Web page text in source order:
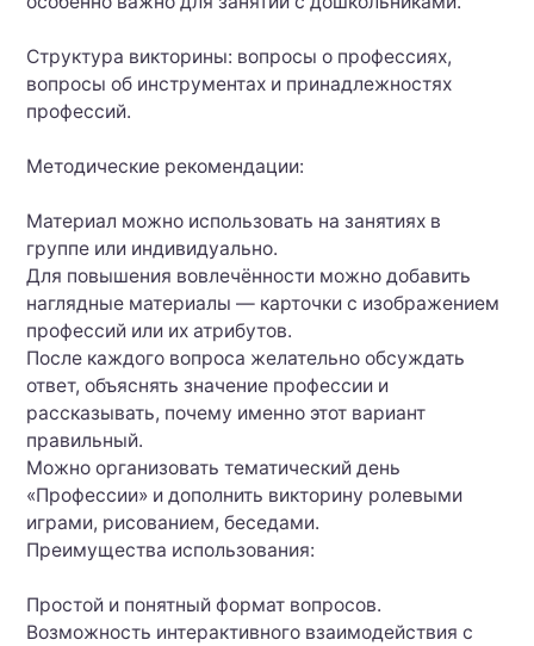
Структура викторины: вопросы о профессиях,
вопросы об инструментах и принадлежностях
профессий.
Методические рекомендации:
Материал можно использовать на занятиях в
группе или индивидуально.
Для повышения вовлечённости можно добавить
наглядные материалы — карточки с изображением
профессий или их атрибутов.
После каждого вопроса желательно обсуждать
ответ, объяснять значение профессии и
рассказывать, почему именно этот вариант
правильный.
Можно организовать тематический день
«Профессии» и дополнить викторину ролевыми
играми, рисованием, беседами.
Преимущества использования:
Простой и понятный формат вопросов.
Возможность интерактивного взаимодействия с